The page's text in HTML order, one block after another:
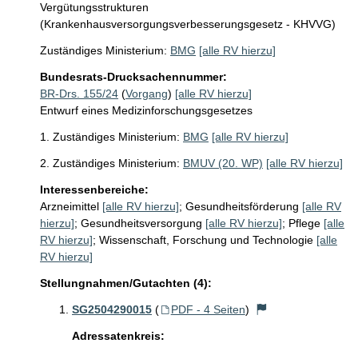
Vergütungsstrukturen
(Krankenhausversorgungsverbesserungsgesetz - KHVVG)
Zuständiges Ministerium: BMG [alle RV hierzu]
Bundesrats-Drucksachennummer:
BR-Drs. 155/24 (Vorgang) [alle RV hierzu]
Entwurf eines Medizinforschungsgesetzes
1. Zuständiges Ministerium: BMG [alle RV hierzu]
2. Zuständiges Ministerium: BMUV (20. WP) [alle RV hierzu]
Interessenbereiche:
Arzneimittel [alle RV hierzu]; Gesundheitsförderung [alle RV
hierzu]; Gesundheitsversorgung [alle RV hierzu]; Pflege [alle
RV hierzu]; Wissenschaft, Forschung und Technologie [alle
RV hierzu]
Stellungnahmen/Gutachten (4):
SG2504290015 ( PDF - 4 Seiten)
Adressatenkreis: